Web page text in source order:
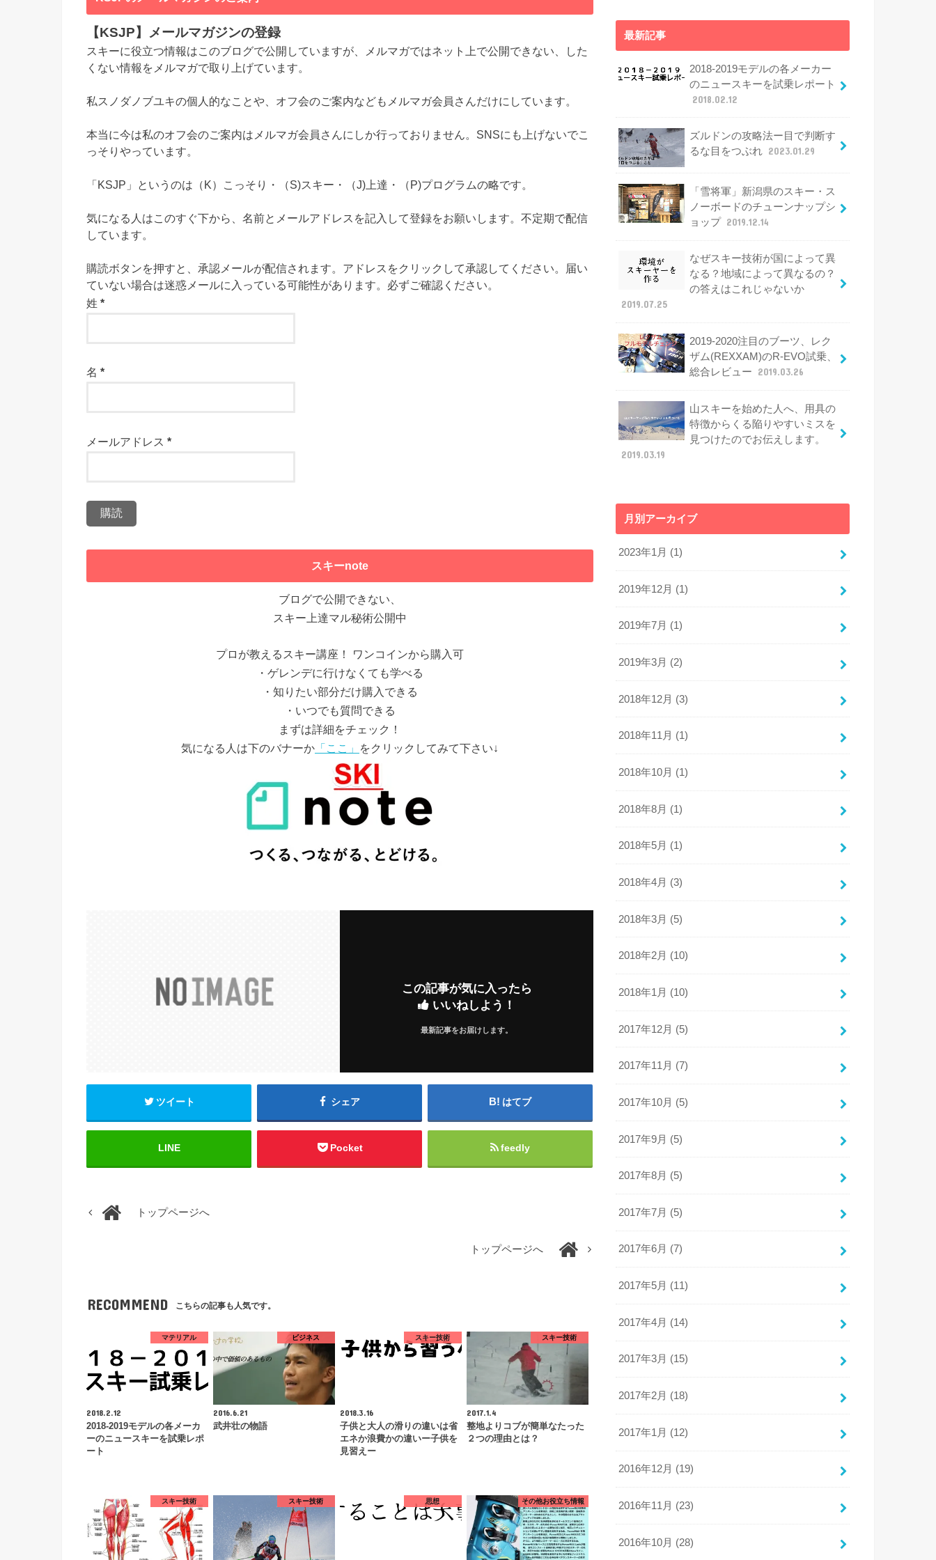
【KSJP】メールマガジンの登録
スキーに役立つ情報はこのブログで公開していますが、メルマガではネット上で公開できない、した
くない情報をメルマガで取り上げています。
私スノダノブユキの個人的なことや、オフ会のご案内などもメルマガ会員さんだけにしています。
本当に今は私のオフ会のご案内はメルマガ会員さんにしか行っておりません。SNSにも上げないでこ
っそりやっています。
「KSJP」というのは（K）こっそり・（S)スキー・（J)上達・（P)プログラムの略です。
気になる人はこのすぐ下から、名前とメールアドレスを記入して登録をお願いします。不定期で配信
しています。
購読ボタンを押すと、承認メールが配信されます。アドレスをクリックして承認してください。届い
ていない場合は迷惑メールに入っている可能性があります。必ずご確認ください。
姓 *
名 *
メールアドレス *
スキーnote
ブログで公開できない、
スキー上達マル秘術公開中
プロが教えるスキー講座！ ワンコインから購入可
・ゲレンデに行けなくても学べる
・知りたい部分だけ購入できる
・いつでも質問できる
まずは詳細をチェック！
気になる人は下のバナーか 「ここ」 をクリックしてみて下さい↓
この記事が気に入ったら
いいねしよう！
最新記事をお届けします。
ツイート シェア はてブ
LINE Pocket feedly
トップページへ
トップページへ
RECOMMEND こちらの記事も人気です。
マテリアル
2018.2.12
2018-2019モデルの各メーカ
ーのニュースキーを試乗レポ
ート
ビジネス
2016.6.21
武井壮の物語
スキー技術
2018.3.16
子供と大人の滑りの違いは省
エネか浪費かの違いー子供を
見習えー
スキー技術
2017.1.4
整地よりコブが簡単なたった
２つの理由とは？
スキー技術 スキー技術 思想 その他お役立ち情報
最新記事
2018-2019モデルの各メーカー
のニュースキーを試乗レポート
2018.02.12
ズルドンの攻略法ー目で判断す
るな目をつぶれ 2023.01.29
「雪将軍」新潟県のスキー・ス
ノーボードのチューンナップシ
ョップ 2019.12.14
なぜスキー技術が国によって異
なる？地域によって異なるの？
の答えはこれじゃないか
2019.07.25
2019-2020注目のブーツ、レク
ザム(REXXAM)のR-EVO試乗、
総合レビュー
2019.03.26
山スキーを始めた人へ、用具の
特徴からくる陥りやすいミスを
見つけたのでお伝えします。
2019.03.19
月別アーカイブ
2023年1月 (1)
2019年12月 (1)
2019年7月 (1)
2019年3月 (2)
2018年12月 (3)
2018年11月 (1)
2018年10月 (1)
2018年8月 (1)
2018年5月 (1)
2018年4月 (3)
2018年3月 (5)
2018年2月 (10)
2018年1月 (10)
2017年12月 (5)
2017年11月 (7)
2017年10月 (5)
2017年9月 (5)
2017年8月 (5)
2017年7月 (5)
2017年6月 (7)
2017年5月 (11)
2017年4月 (14)
2017年3月 (15)
2017年2月 (18)
2017年1月 (12)
2016年12月 (19)
2016年11月 (23)
2016年10月 (28)